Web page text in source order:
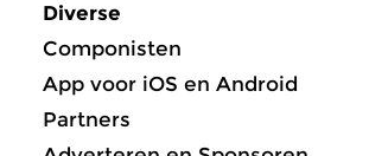
Diverse
Componisten
App voor iOS en Android
Partners